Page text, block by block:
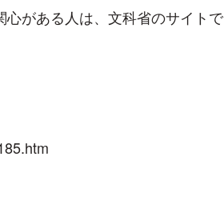
がある人は、文科省のサイトで